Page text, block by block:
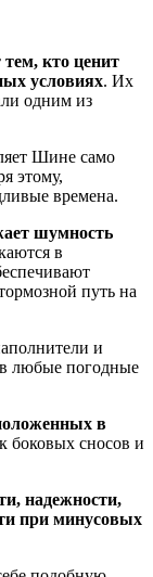
кто ценит
условиях. Их
одним из
Шине само
этому,
времена.
шумность
в
путь на
и
любые погодные
в
боковых сносов и
надежности,
при минусовых